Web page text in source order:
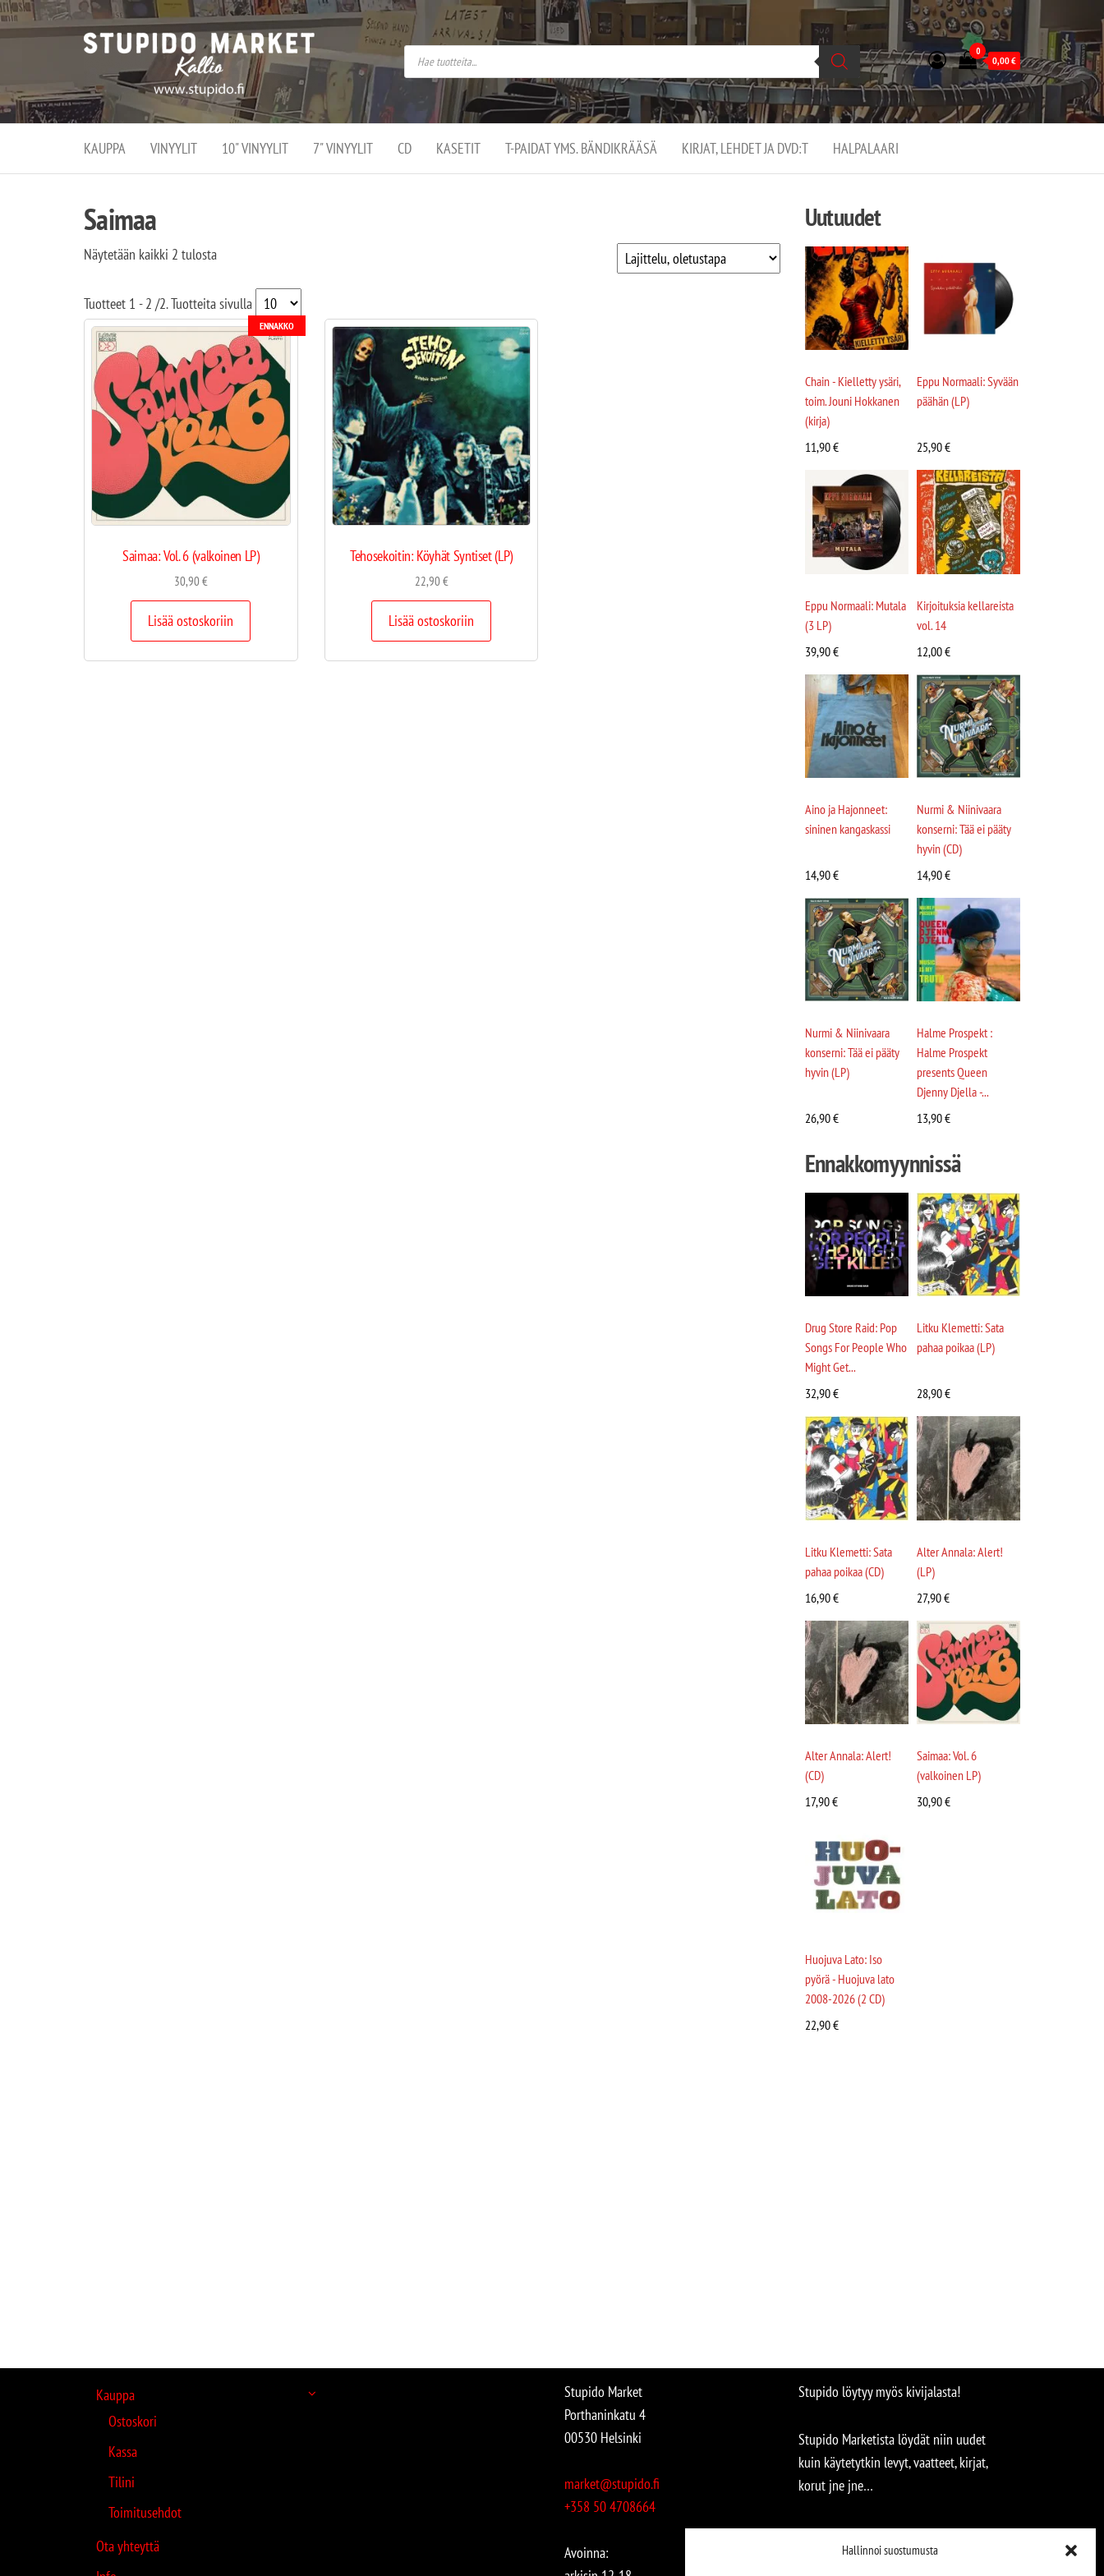
Hallinnoi suostumusta
Stupido
Market –
verkossa
ja
kivijalassa
Stupido Market on
vaihtoehtomusaan
erikoistunut
verkko- sekä
kivijalkakauppa
Helsingissä
Kallion
0
0,00€
KAUPPA VINYYLIT 10" VINYYLIT 7" VINYYLIT CD KASETIT T-PAIDAT YMS. BÄNDIKRÄÄSÄ KIRJAT, LEHDET JA DVD:T HALPALAARI
Saimaa
Näytetään kaikki 2 tulosta
Tuotteet 1 - 2 /2. Tuotteita sivulla
ENNAKKO
Saimaa: Vol. 6 (valkoinen LP)
30,90€
Lisää ostoskoriin
Tehosekoitin: Köyhät Syntiset (LP)
22,90€
Lisää ostoskoriin
Uutuudet
Chain - Kielletty ysäri,
toim. Jouni Hokkanen
(kirja)
11,90€
Eppu Normaali: Syvään
päähän (LP)
25,90€
Eppu Normaali: Mutala
(3 LP)
39,90€
Kirjoituksia kellareista
vol. 14
12,00€
Aino ja Hajonneet:
sininen kangaskassi
14,90€
Nurmi & Niinivaara
konserni: Tää ei pääty
hyvin (CD)
14,90€
Nurmi & Niinivaara
konserni: Tää ei pääty
hyvin (LP)
26,90€
Halme Prospekt :
Halme Prospekt
presents Queen
Djenny Djella -...
13,90€
Ennakkomyynnissä
Drug Store Raid: Pop
Songs For People Who
Might Get...
32,90€
Litku Klemetti: Sata
pahaa poikaa (LP)
28,90€
Litku Klemetti: Sata
pahaa poikaa (CD)
16,90€
Alter Annala: Alert!
(LP)
27,90€
Alter Annala: Alert!
(CD)
17,90€
Saimaa: Vol. 6
(valkoinen LP)
30,90€
Huojuva Lato: Iso
pyörä - Huojuva lato
2008-2026 (2 CD)
22,90€
Kauppa
Ostoskori
Kassa
Tilini
Toimitusehdot
Ota yhteyttä
Stupido Market
Porthaninkatu 4
00530 Helsinki
market@stupido.fi
+358 50 4708664
Avoinna:
Stupido löytyy myös kivijalasta!
Stupido Marketista löydät niin uudet
kuin käytetytkin levyt, vaatteet, kirjat,
korut jne jne…